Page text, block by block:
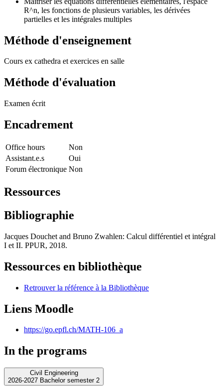
R^n, les fonctions de plusieurs variables, les dérivées
partielles et les intégrales multiples
Méthode d'enseignement
Cours ex cathedra et exercices en salle
Méthode d'évaluation
Examen écrit
Encadrement
Office hours
Non
Assistant.e.s
Oui
Forum électronique Non
Ressources
Bibliographie
Jacques Douchet and Bruno Zwahlen: Calcul différentiel et intégral
I et II. PPUR, 2018.
Ressources en bibliothèque
Retrouver la référence à la Bibliothèque
Liens Moodle
https://go.epfl.ch/MATH-106_a
In the programs
Civil Engineering
2026-2027 Bachelor semester 2